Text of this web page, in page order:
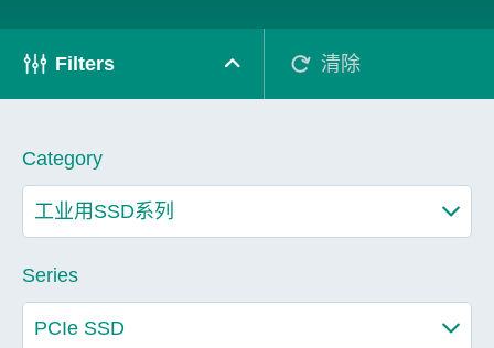
Filters 清除
Category
Series